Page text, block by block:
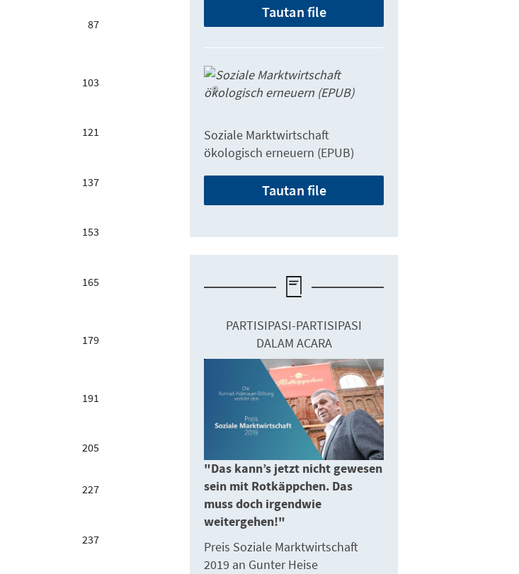
87
103
121
137
153
165
179
191
205
227
237
Tautan file
Soziale Marktwirtschaft
ökologisch erneuern (EPUB)
Tautan file
PARTISIPASI-PARTISIPASI
DALAM ACARA
"Das kann’s jetzt nicht gewesen
sein mit Rotkäppchen. Das
muss doch irgendwie
weitergehen!"
Preis Soziale Marktwirtschaft
2019 an Gunter Heise